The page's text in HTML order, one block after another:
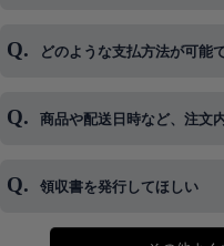
◆即日発送を行なっている
※発送後、発送準備が完了
どのような支払方法が可能
◆代金引換・クレジットカ
商品や配送日時など、注文
◆商品発送前の変更は承って
さい。
領収書を発行してほしい